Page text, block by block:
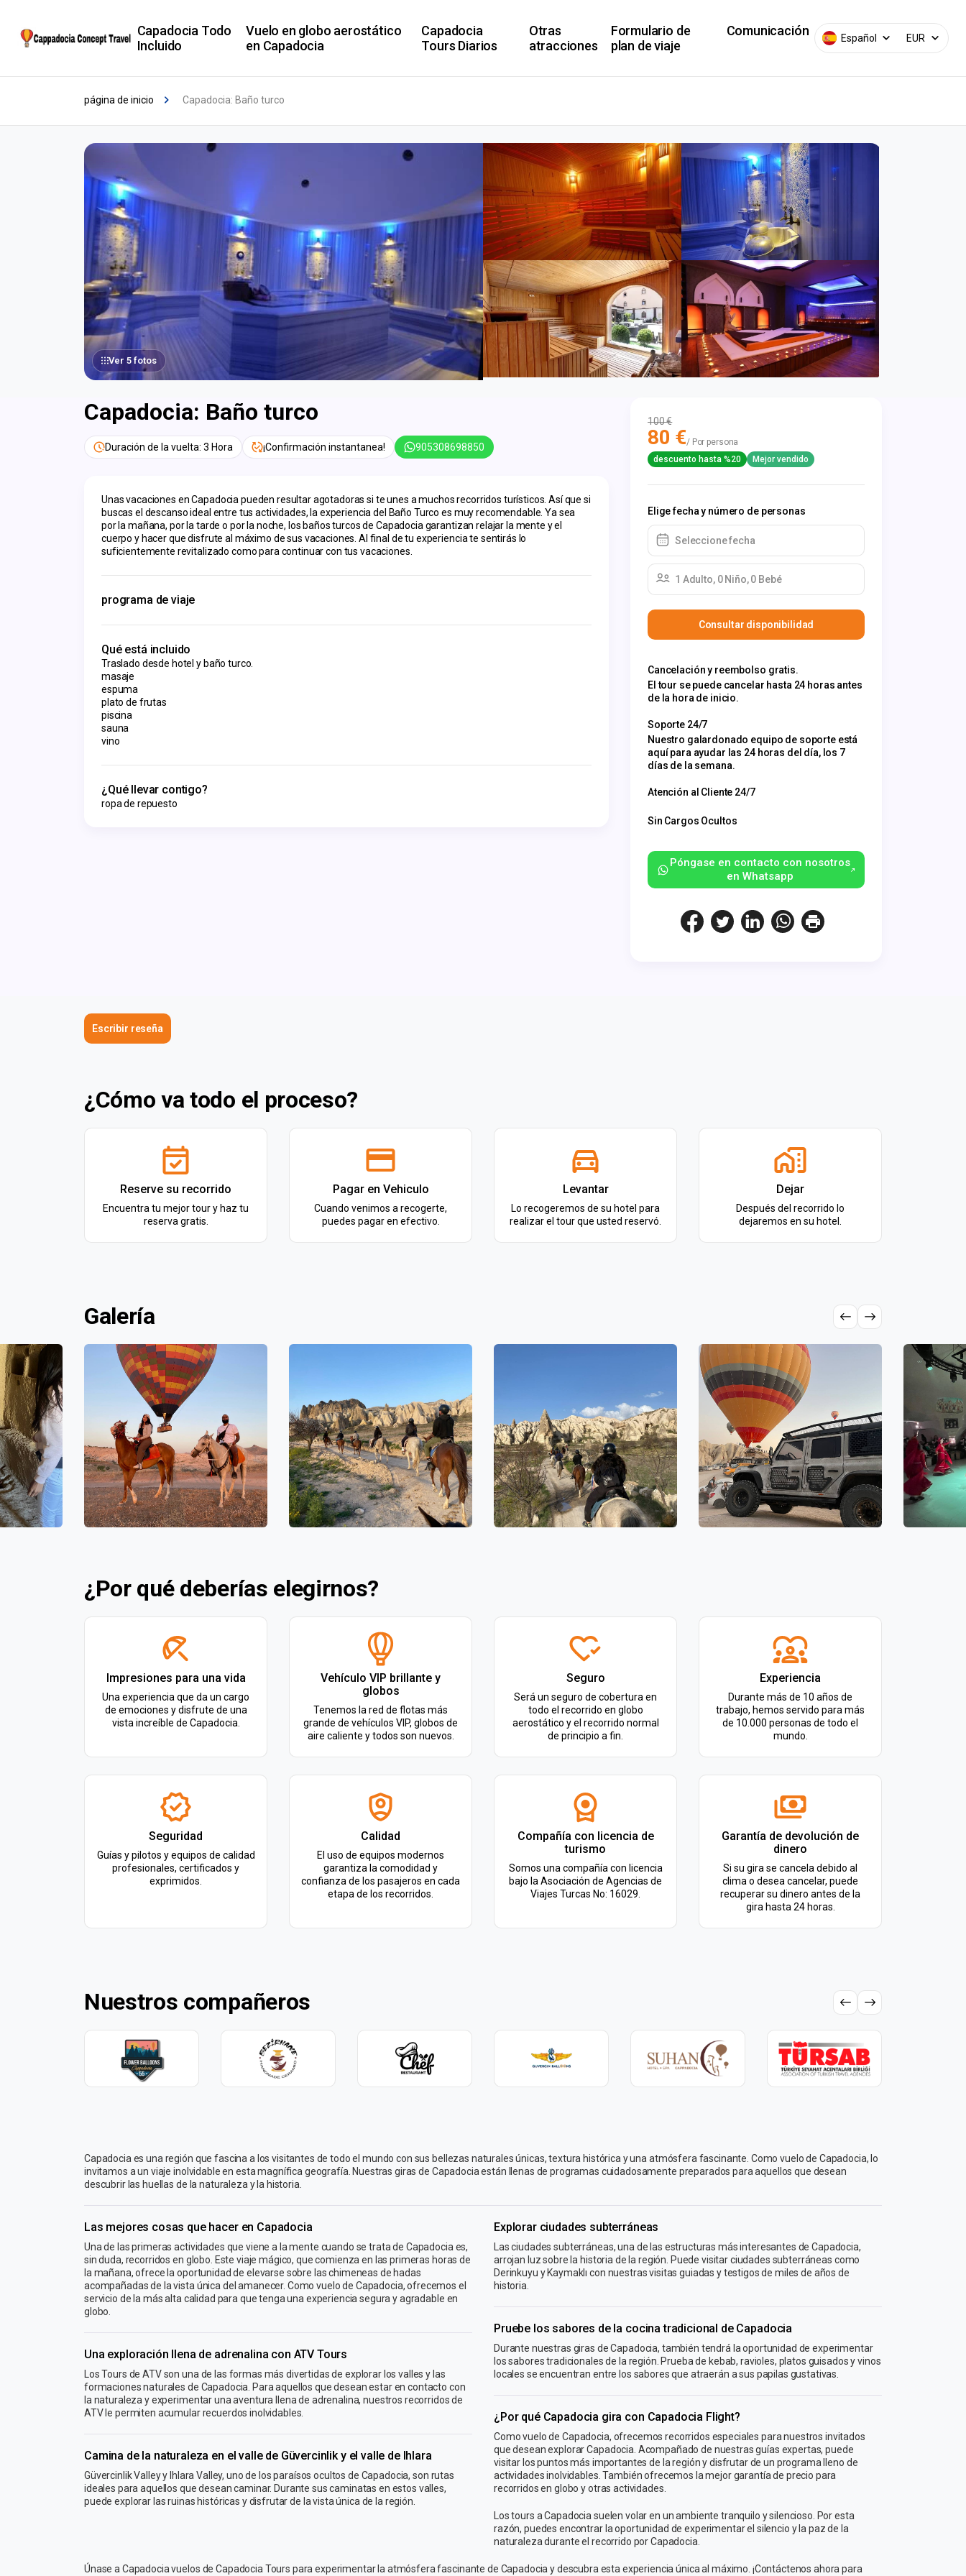
Capadocia Todo
Incluido
Vuelo en globo aerostático
en Capadocia
Capadocia
Tours Diarios
Otras
atracciones
Formulario de
plan de viaje
Comunicación Español EUR
página de inicio Capadocia: Baño turco
Ver 5 fotos
Capadocia: Baño turco
Duración de la vuelta: 3 Hora ¡Confirmación instantanea! 905308698850
Unas vacaciones en Capadocia pueden resultar agotadoras si te unes a muchos recorridos turísticos. Así que si
buscas el descanso ideal entre tus actividades, la experiencia del Baño Turco es muy recomendable. Ya sea
por la mañana, por la tarde o por la noche, los baños turcos de Capadocia garantizan relajar la mente y el
cuerpo y hacer que disfrute al máximo de sus vacaciones. Al final de tu experiencia te sentirás lo
suficientemente revitalizado como para continuar con tus vacaciones.
programa de viaje
Qué está incluido
Traslado desde hotel y baño turco.
masaje
espuma
plato de frutas
piscina
sauna
vino
¿Qué llevar contigo?
ropa de repuesto
100 €
80 €/ Por persona
descuento hasta %20
Mejor vendido
Elige fecha y número de personas
Seleccione fecha
1 Adulto, 0 Niño, 0 Bebé
Consultar disponibilidad
Cancelación y reembolso gratis.
El tour se puede cancelar hasta 24 horas antes
de la hora de inicio.
Soporte 24/7
Nuestro galardonado equipo de soporte está
aquí para ayudar las 24 horas del día, los 7
días de la semana.
Atención al Cliente 24/7
Sin Cargos Ocultos
Póngase en contacto con nosotros
en Whatsapp
Escribir reseña
¿Cómo va todo el proceso?
Reserve su recorrido
Encuentra tu mejor tour y haz tu
reserva gratis.
Pagar en Vehiculo
Cuando venimos a recogerte,
puedes pagar en efectivo.
Levantar
Lo recogeremos de su hotel para
realizar el tour que usted reservó.
Dejar
Después del recorrido lo
dejaremos en su hotel.
Galería
¿Por qué deberías elegirnos?
Impresiones para una vida
Una experiencia que da un cargo
de emociones y disfrute de una
vista increíble de Capadocia.
Vehículo VIP brillante y
globos
Tenemos la red de flotas más
grande de vehículos VIP, globos de
aire caliente y todos son nuevos.
Seguro
Será un seguro de cobertura en
todo el recorrido en globo
aerostático y el recorrido normal
de principio a fin.
Experiencia
Durante más de 10 años de
trabajo, hemos servido para más
de 10.000 personas de todo el
mundo.
Seguridad
Guías y pilotos y equipos de calidad
profesionales, certificados y
exprimidos.
Calidad
El uso de equipos modernos
garantiza la comodidad y
confianza de los pasajeros en cada
etapa de los recorridos.
Compañía con licencia de
turismo
Somos una compañía con licencia
bajo la Asociación de Agencias de
Viajes Turcas No: 16029.
Garantía de devolución de
dinero
Si su gira se cancela debido al
clima o desea cancelar, puede
recuperar su dinero antes de la
gira hasta 24 horas.
Nuestros compañeros
Capadocia es una región que fascina a los visitantes de todo el mundo con sus bellezas naturales únicas, textura histórica y una atmósfera fascinante. Como vuelo de Capadocia, lo
invitamos a un viaje inolvidable en esta magnífica geografía. Nuestras giras de Capadocia están llenas de programas cuidadosamente preparados para aquellos que desean
descubrir las huellas de la naturaleza y la historia.
Las mejores cosas que hacer en Capadocia
Una de las primeras actividades que viene a la mente cuando se trata de Capadocia es,
sin duda, recorridos en globo. Este viaje mágico, que comienza en las primeras horas de
la mañana, ofrece la oportunidad de elevarse sobre las chimeneas de hadas
acompañadas de la vista única del amanecer. Como vuelo de Capadocia, ofrecemos el
servicio de la más alta calidad para que tenga una experiencia segura y agradable en
globo.
Una exploración llena de adrenalina con ATV Tours
Los Tours de ATV son una de las formas más divertidas de explorar los valles y las
formaciones naturales de Capadocia. Para aquellos que desean estar en contacto con
la naturaleza y experimentar una aventura llena de adrenalina, nuestros recorridos de
ATV le permiten acumular recuerdos inolvidables.
Camina de la naturaleza en el valle de Güvercinlik y el valle de Ihlara
Güvercinlik Valley y Ihlara Valley, uno de los paraísos ocultos de Capadocia, son rutas
ideales para aquellos que desean caminar. Durante sus caminatas en estos valles,
puede explorar las ruinas históricas y disfrutar de la vista única de la región.
Explorar ciudades subterráneas
Las ciudades subterráneas, una de las estructuras más interesantes de Capadocia,
arrojan luz sobre la historia de la región. Puede visitar ciudades subterráneas como
Derinkuyu y Kaymaklı con nuestras visitas guiadas y testigos de miles de años de
historia.
Pruebe los sabores de la cocina tradicional de Capadocia
Durante nuestras giras de Capadocia, también tendrá la oportunidad de experimentar
los sabores tradicionales de la región. Prueba de kebab, ravioles, platos guisados ​​y vinos
locales se encuentran entre los sabores que atraerán a sus papilas gustativas.
¿Por qué Capadocia gira con Capadocia Flight?
Como vuelo de Capadocia, ofrecemos recorridos especiales para nuestros invitados
que desean explorar Capadocia. Acompañado de nuestras guías expertas, puede
visitar los puntos más importantes de la región y disfrutar de un programa lleno de
actividades inolvidables. También ofrecemos la mejor garantía de precio para
recorridos en globo y otras actividades.
Los tours a Capadocia suelen volar en un ambiente tranquilo y silencioso. Por esta
razón, puedes encontrar la oportunidad de experimentar el silencio y la paz de la
naturaleza durante el recorrido por Capadocia.
Únase a Capadocia vuelos de Capadocia Tours para experimentar la atmósfera fascinante de Capadocia y descubra esta experiencia única al máximo. ¡Contáctenos ahora para